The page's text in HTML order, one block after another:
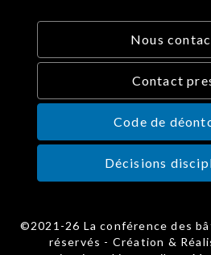
Nous
Contact
Code de
Décisions
©2021-26 La conférence des
réservés - Création &